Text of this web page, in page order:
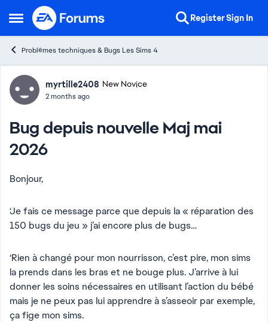
Open Side Menu
Skip to content RegisterSign In
Problèmes techniques & Bugs Les Sims 4
Forum Discussion
myrtille2408 New Novice
2 months ago
Bug depuis nouvelle Maj mai
2026
Bonjour,
‘Je fais ce message parce que depuis la « réparation des
150 bugs du jeu » j’ai encore plus de bugs…
‘Rien à changé pour mon nourrisson, c’est pire, mon sims
la prends dans les bras et ne bouge plus. J’arrive à lui
donner les soins nécessaires en utilisant l’action du bébé
mais je ne peux pas lui apprendre à s’asseoir par exemple,
ça fige mon sims.